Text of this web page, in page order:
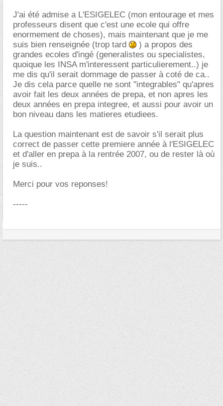
J'ai été admise a L'ESIGELEC (mon entourage et mes
professeurs disent que c'est une ecole qui offre
enormement de choses), mais maintenant que je me
suis bien renseignée (trop tard
) a propos des
grandes ecoles d'ingé (generalistes ou specialistes,
quoique les INSA m'interessent particulierement..) je
me dis qu'il serait dommage de passer à coté de ca..
Je dis cela parce quelle ne sont "integrables" qu'apres
avoir fait les deux années de prepa, et non apres les
deux années en prepa integree, et aussi pour avoir un
bon niveau dans les matieres etudiees.
La question maintenant est de savoir s'il serait plus
correct de passer cette premiere année à l'ESIGELEC
et d'aller en prepa à la rentrée 2007, ou de rester là où
je suis..
Merci pour vos reponses!
-----